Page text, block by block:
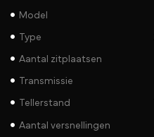
Model
Type
Aantal zitplaatsen
Transmissie
Tellerstand
Aantal versnellingen